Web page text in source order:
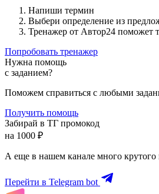
Напиши термин
Выбери определение из
Тренажер от Автор24 поможет
Попробовать тренажер
Нужна помощь
с заданием?
Поможем справиться с любыми
Получить помощь
Забирай в ТГ промокод
на 1000 ₽
А еще в нашем канале много крутого
Перейти в Telegram bot